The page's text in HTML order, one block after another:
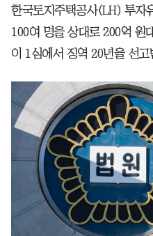
한국토지주택공사(LH) 투자
100여 명을 상대로 200억 원
이 1심에서 징역 20년을 선고